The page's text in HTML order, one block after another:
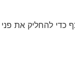
להחליק את פני